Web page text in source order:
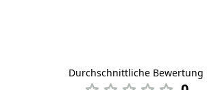
Durchschnittliche Bewertung